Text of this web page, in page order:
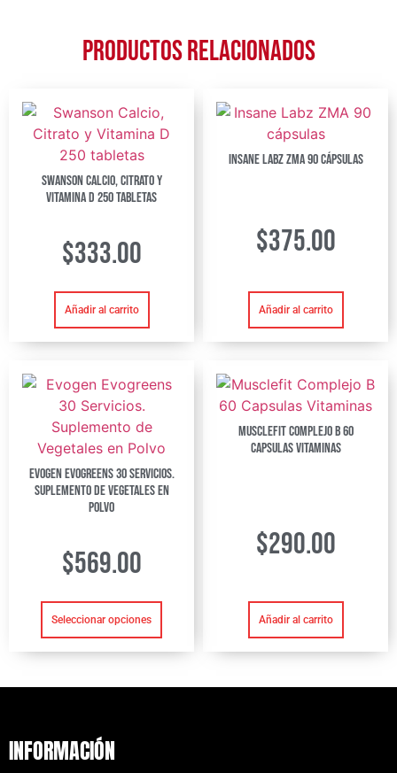
Productos relacionados
Swanson Calcio, Citrato y
Vitamina D 250 tabletas
$333.00
Añadir al carrito
Insane Labz ZMA 90 cápsulas
$375.00
Añadir al carrito
Evogen Evogreens 30 Servicios.
Suplemento de Vegetales en
Polvo
$569.00
Seleccionar opciones
Musclefit Complejo B 60
Capsulas Vitaminas
$290.00
Añadir al carrito
INFORMACIÓN